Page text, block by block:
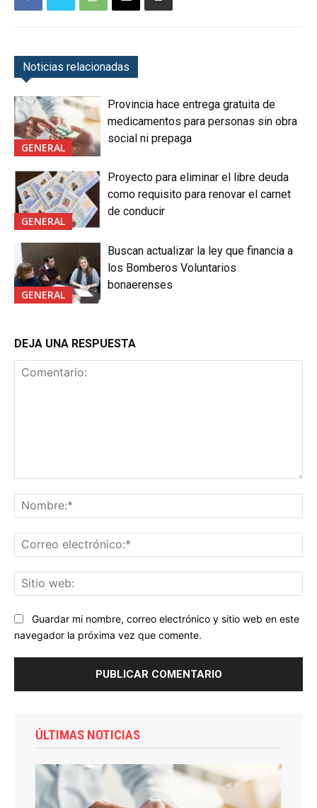
Noticias relacionadas
GENERAL
Provincia hace entrega gratuita de
medicamentos para personas sin obra
social ni prepaga
GENERAL
Proyecto para eliminar el libre deuda
como requisito para renovar el carnet
de conducir
GENERAL
Buscan actualizar la ley que financia a
los Bomberos Voluntarios
bonaerenses
DEJA UNA RESPUESTA
Guardar mi nombre, correo electrónico y sitio web en este
navegador la próxima vez que comente.
ÚLTIMAS NOTICIAS